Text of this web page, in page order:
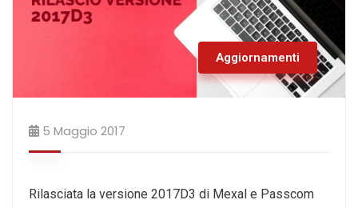
Aggiornamenti
5 Maggio 2017
Rilasciata la versione 2017D3 di Mexal e Passcom